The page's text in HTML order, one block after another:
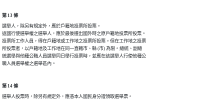
第 13 條
選舉人，除另有規定外，應於戶籍地投票所投票。
返國行使選舉權之選舉人，應於最後遷出國外時之原戶籍地投票所投票。
投票所工作人員，得在戶籍地或工作地之投票所投票。但在工作地之投票
所投票者，以戶籍地及工作地在同一直轄市、縣 (市) 為限。總統、副總
統選舉與他種公職人員選舉同日舉行投票時，並應在該選舉人行使他種公
職人員選舉權之選舉區內。
第 14 條
選舉人投票時，除另有規定外，應憑本人國民身分證領取選舉票。